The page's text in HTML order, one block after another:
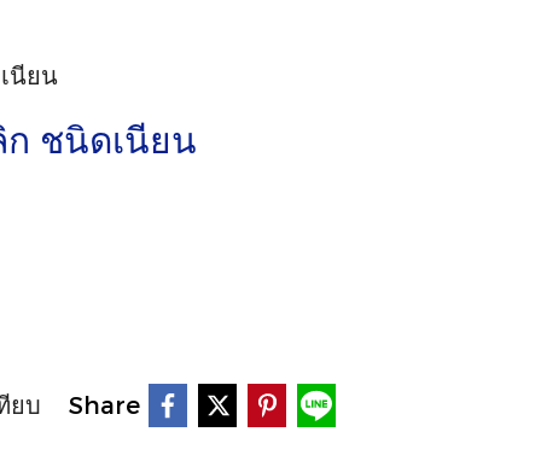
นียน
ชนิดเนียน
ยบ Share